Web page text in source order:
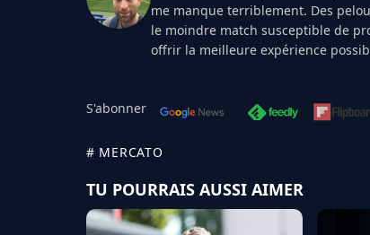
me manque terriblement. Des
le moindre match susceptible de
offrir la meilleure expérience
S'abonner
# MERCATO
TU POURRAIS AUSSI AIMER